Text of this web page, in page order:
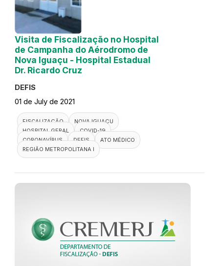
Visita de Fiscalização no Hospital
de Campanha do Aérodromo de
Nova Iguaçu - Hospital Estadual
Dr. Ricardo Cruz
DEFIS
01 de July de 2021
FISCALIZAÇÃO
NOVA IGUAÇU
HOSPITAL GERAL
COVID-19
CORONAVÍRUS
DEFIS
ATO MÉDICO
REGIÃO METROPOLITANA I